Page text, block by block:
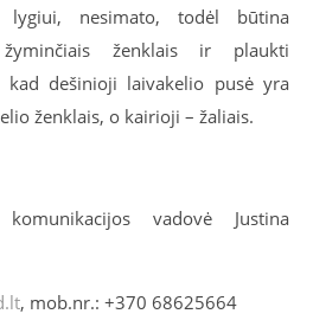
lygiui, nesimato, todėl būtina
ženklais ir plaukti
kad dešinioji laivakelio pusė yra
ženklais, o kairioji – žaliais.
vadovė Justina
, mob.nr.: +370 68625664